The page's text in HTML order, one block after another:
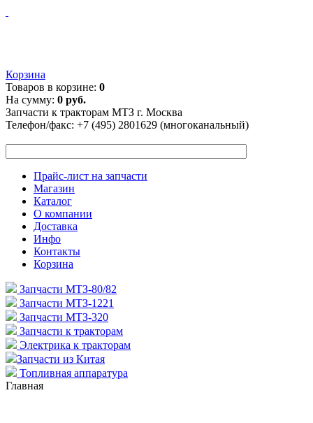
Корзина
Товаров в корзине: 0
На сумму: 0 руб.
Запчасти к тракторам МТЗ г. Москва
Телефон/факс: +7 (495) 2801629 (многоканальный)
Прайс-лист на запчасти
Магазин
Каталог
О компании
Доставка
Инфо
Контакты
Корзина
Запчасти МТЗ-80/82
Запчасти МТЗ-1221
Запчасти МТЗ-320
Запчасти к тракторам
Электрика к тракторам
Запчасти из Китая
Топливная аппаратура
Главная